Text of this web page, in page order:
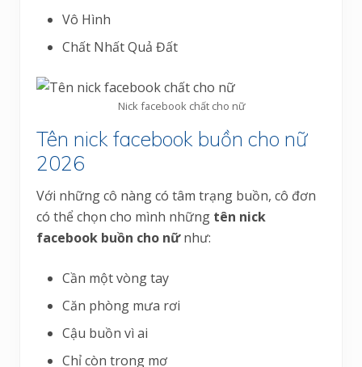
Vô Hình
Chất Nhất Quả Đất
Nick facebook chất cho nữ
Tên nick facebook buồn cho nữ
2026
Với những cô nàng có tâm trạng buồn, cô đơn
có thể chọn cho mình những tên nick
facebook buồn cho nữnhư:
Cần một vòng tay
Căn phòng mưa rơi
Cậu buồn vì ai
Chỉ còn trong mơ